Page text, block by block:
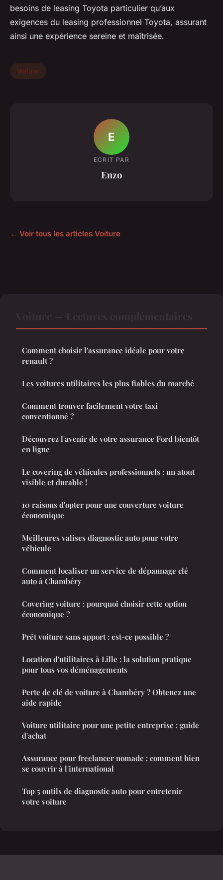
besoins de leasing Toyota particulier qu’aux
exigences du leasing professionnel Toyota, assurant
ainsi une expérience sereine et maîtrisée.
Voiture
E
ECRIT PAR
Enzo
← Voir tous les articles Voiture
Comment choisir l'assurance idéale pour votre
renault ?
Les voitures utilitaires les plus fiables du marché
Comment trouver facilement votre taxi
conventionné ?
Découvrez l'avenir de votre assurance Ford bientôt
en ligne
Le covering de véhicules professionnels : un atout
visible et durable !
10 raisons d'opter pour une couverture voiture
économique
Meilleures valises diagnostic auto pour votre
véhicule
Comment localiser un service de dépannage clé
auto à Chambéry
Covering voiture : pourquoi choisir cette option
économique ?
Prêt voiture sans apport : est-ce possible ?
Location d'utilitaires à Lille : la solution pratique
pour tous vos déménagements
Perte de clé de voiture à Chambéry ? Obtenez une
aide rapide
Voiture utilitaire pour une petite entreprise : guide
d'achat
Assurance pour freelancer nomade : comment bien
se couvrir à l'international
Top 5 outils de diagnostic auto pour entretenir
votre voiture